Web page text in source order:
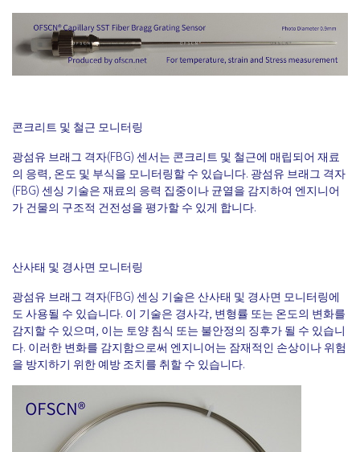
콘크리트 및 철근 모니터링
광섬유 브래그 격자(FBG) 센서는 콘크리트 및 철근에 매립되어 재료
의 응력, 온도 및 부식을 모니터링할 수 있습니다. 광섬유 브래그 격자
(FBG) 센싱 기술은 재료의 응력 집중이나 균열을 감지하여 엔지니어
가 건물의 구조적 건전성을 평가할 수 있게 합니다.
산사태 및 경사면 모니터링
광섬유 브래그 격자(FBG) 센싱 기술은 산사태 및 경사면 모니터링에
도 사용될 수 있습니다. 이 기술은 경사각, 변형률 또는 온도의 변화를
감지할 수 있으며, 이는 토양 침식 또는 불안정의 징후가 될 수 있습니
다. 이러한 변화를 감지함으로써 엔지니어는 잠재적인 손상이나 위험
을 방지하기 위한 예방 조치를 취할 수 있습니다.